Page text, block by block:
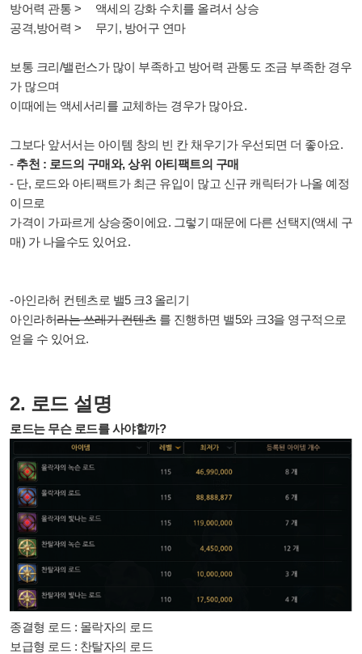
방어력 관통 > 액세의 강화 수치를 올려서 상승
공격,방어력 > 무기, 방어구 연마
보통 크리/밸런스가 많이 부족하고 방어력 관통도 조금 부족한 경우
가 많으며
이때에는 액세서리를 교체하는 경우가 많아요.
그보다 앞서서는 아이템 창의 빈 칸 채우기가 우선되면 더 좋아요.
- 추천 : 로드의 구매와, 상위 아티팩트의 구매
- 단, 로드와 아티팩트가 최근 유입이 많고 신규 캐릭터가 나올 예정
이므로
가격이 가파르게 상승중이에요. 그렇기 때문에 다른 선택지(액세 구
매) 가 나을수도 있어요.
-아인라허 컨텐츠로 밸5 크3 올리기
아인라허라는 쓰레기 컨텐츠 를 진행하면 밸5와 크3을 영구적으로
얻을 수 있어요.
2. 로드 설명
로드는 무슨 로드를 사야할까?
종결형 로드 : 몰락자의 로드
보급형 로드 : 찬탈자의 로드